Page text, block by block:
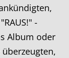
-
Album oder